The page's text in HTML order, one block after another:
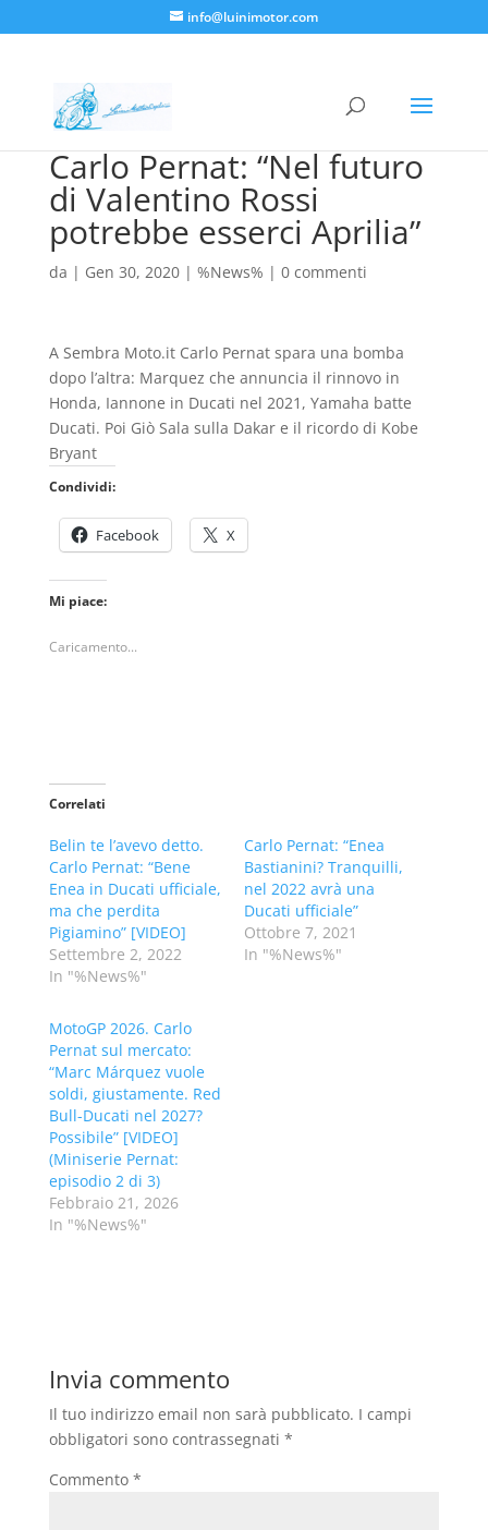
info@luinimotor.com
Carlo Pernat: “Nel futuro
di Valentino Rossi
potrebbe esserci Aprilia”
da | Gen 30, 2020| %News% | 0 commenti
A Sembra Moto.it Carlo Pernat spara una bomba
dopo l’altra: Marquez che annuncia il rinnovo in
Honda, Iannone in Ducati nel 2021, Yamaha batte
Ducati. Poi Giò Sala sulla Dakar e il ricordo di Kobe
Bryant
Condividi:
Facebook X
Mi piace:
Caricamento...
Correlati
Belin te l’avevo detto.
Carlo Pernat: “Bene
Enea in Ducati ufficiale,
ma che perdita
Pigiamino” [VIDEO]
Settembre 2, 2022
In "%News%"
Carlo Pernat: “Enea
Bastianini? Tranquilli,
nel 2022 avrà una
Ducati ufficiale”
Ottobre 7, 2021
In "%News%"
MotoGP 2026. Carlo
Pernat sul mercato:
“Marc Márquez vuole
soldi, giustamente. Red
Bull-Ducati nel 2027?
Possibile” [VIDEO]
(Miniserie Pernat:
episodio 2 di 3)
Febbraio 21, 2026
In "%News%"
Invia commento
Il tuo indirizzo email non sarà pubblicato. I campi
obbligatori sono contrassegnati *
Commento *